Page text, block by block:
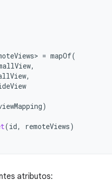
> = mapOf(
,
,
)
(id, remoteViews)
atributos: